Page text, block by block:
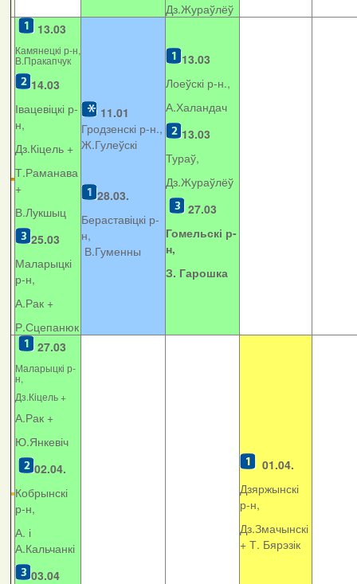
Дз.Жураўлёў
13.03
Камянецкі р-н,
В.Пракапчук
14.03
Івацевіцкі р-
н,
Дз.Кіцель +
Т.Раманава
+
В.Лукшыц
25.03
Маларыцкі
р-н,
А.Рак +
Р.Сцепанюк
11.01
Гродзенскі р-н.,
Ж.Гулеўскі
28.03.
Бераставіцкі р-
н,
В.Гуменны
13.03
Лоеўскі р-н.,
А.Халандач
13.03
Тураў,
Дз.Жураўлёў
27.03
Гомельскі р-
н,
З. Гарошка
27.03
Маларыцкі р-
н,
Дз.Кіцель +
А.Рак +
Ю.Янкевіч
02.04.
Кобрынскі
р-н,
А. і
А.Кальчанкі
03.04
01.04.
Дзяржынскі
р-н,
Дз.Змачынскі
+ Т. Бярэзік